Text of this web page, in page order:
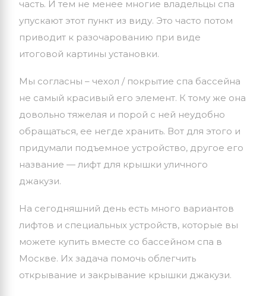
часть. И тем не менее многие владельцы спа
упускают этот пункт из виду. Это часто потом
приводит к разочарованию при виде
итоговой картины установки.
Мы согласны – чехол / покрытие спа бассейна
не самый красивый его элемент. К тому же она
довольно тяжелая и порой с ней неудобно
обращаться, ее негде хранить. Вот для этого и
придумали подъемное устройство, другое его
название — лифт для крышки уличного
джакузи.
На сегодняшний день есть много вариантов
лифтов и специальных устройств, которые вы
можете купить вместе со бассейном спа в
Москве. Их задача помочь облегчить
открывание и закрывание крышки джакузи.